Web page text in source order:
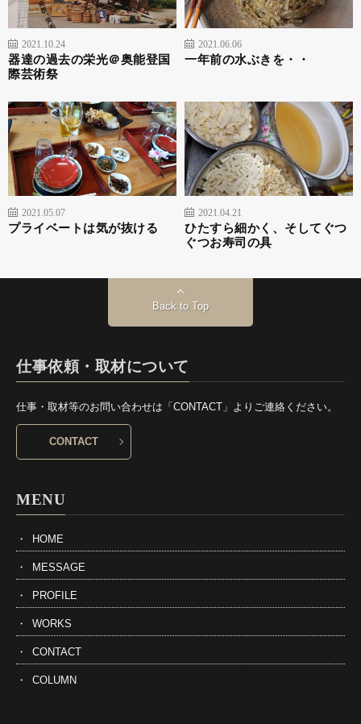
2021.10.24
器達の過去の栄光＠奥能登国
際芸術祭
2021.06.06
一年前の水ぶきを・・
2021.05.07
プライベートは気が抜ける
2021.04.21
ひたすら細かく、そしてぐつ
ぐつお寿司の具
Back to Top
仕事依頼・取材について
仕事・取材等のお問い合わせは「CONTACT」よりご連絡ください。
CONTACT
MENU
HOME
MESSAGE
PROFILE
WORKS
CONTACT
COLUMN